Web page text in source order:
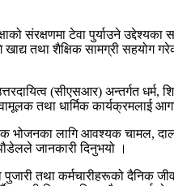
संरक्षणमा टेवा पुर्याउने
खाद्य तथा शैक्षिक सामग्री
(सीएसआर) अन्तर्गत धर्म,
तथा धार्मिक कार्यक्रमलाई
भोजनका लागि आवश्यक चामल,
जानकारी दिनुभयो ।
तथा कर्मचारीहरूको दैनिक